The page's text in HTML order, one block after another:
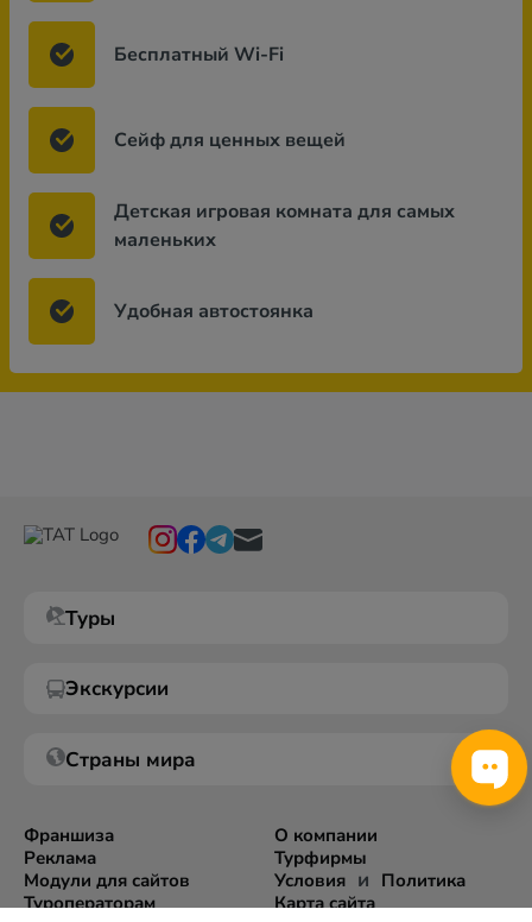
Бесплатный Wi-Fi
Сейф для ценных вещей
Детская игровая комната для самых
маленьких
Удобная автостоянка
Туры
Экскурсии
Страны мира
Франшиза
Реклама
Модули для сайтов
Туроператорам
О компании
Турфирмы
Условияи Политика
Карта сайта